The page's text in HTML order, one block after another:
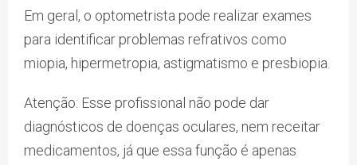
Em geral, o optometrista pode realizar exames
para identificar problemas refrativos como
miopia, hipermetropia, astigmatismo e presbiopia.
Atenção: Esse profissional não pode dar
diagnósticos de doenças oculares, nem receitar
medicamentos, já que essa função é apenas